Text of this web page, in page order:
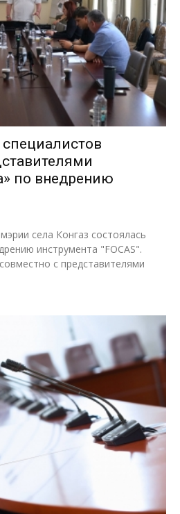
специалистов
по внедрению
села Конгаз состоялась
инструмента "FOCAS".
с представителями